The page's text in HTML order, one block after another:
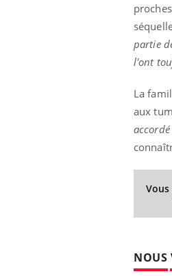
partie
l'ont
La
aux
Vous
NOUS